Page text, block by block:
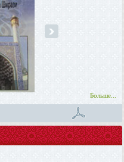
next
Больше...